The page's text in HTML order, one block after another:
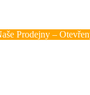
Prodejny –